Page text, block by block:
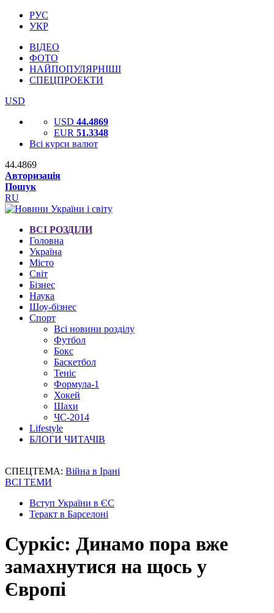
РУС
УКР
ВІДЕО
ФОТО
НАЙПОПУЛЯРНІШІ
СПЕЦПРОЕКТИ
USD
USD 44.4869
EUR 51.3348
Всі курси валют
44.4869
Авторизація
Пошук
RU
ВСІ РОЗДІЛИ
Головна
Україна
Місто
Світ
Бізнес
Наука
Шоу-бізнес
Спорт
Всі новини розділу
Футбол
Бокс
Баскетбол
Теніс
Формула-1
Хокей
Шахи
ЧС-2014
Lifestyle
БЛОГИ ЧИТАЧІВ
СПЕЦТЕМА: Війна в Ірані
ВСІ ТЕМИ
Вступ України в ЄС
Теракт в Барселоні
Суркіс: Динамо пора вже
замахнутися на щось у
Європі